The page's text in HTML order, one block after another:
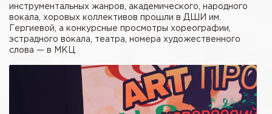
инструментальных жанров, академического, народного
вокала, хоровых коллективов прошли в ДШИ им.
Гергиевой, а конкурсные просмотры хореографии,
эстрадного вокала, театра, номера художественного
слова — в МКЦ.